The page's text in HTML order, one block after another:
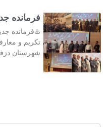
فرمانده
♨️فرمانده
تکریم و
شهرستان